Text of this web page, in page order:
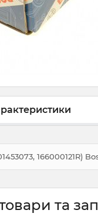
166000121R)
та